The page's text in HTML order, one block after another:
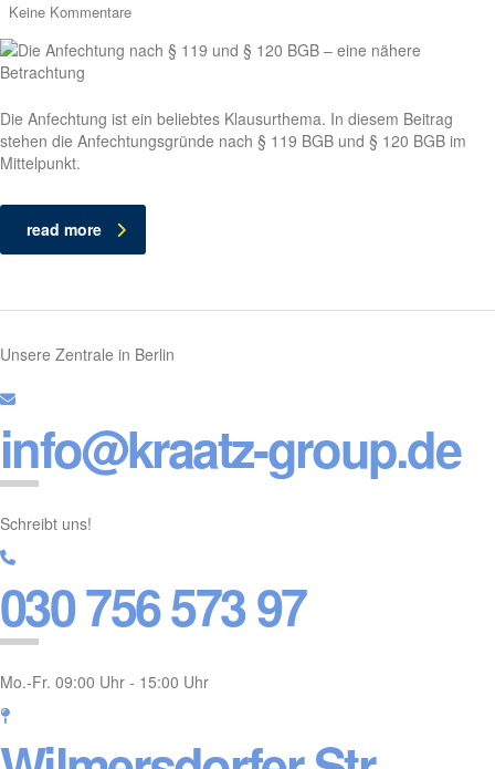
Keine Kommentare
Die Anfechtung ist ein beliebtes Klausurthema. In diesem Beitrag
stehen die Anfechtungsgründe nach § 119 BGB und § 120 BGB im
Mittelpunkt.
read more
Unsere Zentrale in Berlin
info@kraatz-group.de
Schreibt uns!
030 756 573 97
Mo.-Fr. 09:00 Uhr - 15:00 Uhr